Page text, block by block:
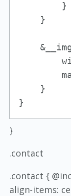
        }
    }
    }
}
}
.contact
.contact {
align-items: